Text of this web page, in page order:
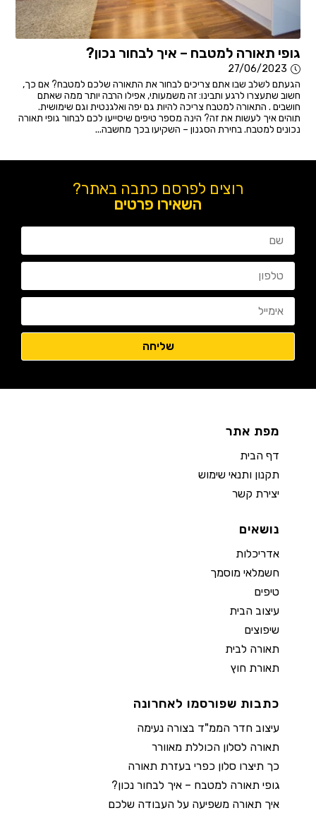
גופי תאורה למטבח – איך לבחור נכון?
27/06/2023
הגעתם לשלב שבו אתם צריכים לבחור את התאורה שלכם למטבח? אם כך,
חשוב שתעצרו לרגע ותבינו: זה משמעותי, אפילו הרבה יותר ממה שאתם
חושבים . התאורה למטבח צריכה להיות גם יפה ואלגנטית וגם שימושית.
תוהים איך לעשות את זה? הינה מספר טיפים שיסייעו לכם לבחור גופי תאורה
נכונים למטבח. בחירת הסגנון – השקיעו בכך מחשבה...
רוצים לפרסם כתבה באתר?
השאירו פרטים
מפת אתר
דף הבית
תקנון ותנאי שימוש
יצירת קשר
נושאים
אדריכלות
חשמלאי מוסמך
טיפים
עיצוב הבית
שיפוצים
תאורה לבית
תאורת חוץ
כתבות שפורסמו לאחרונה
עיצוב חדר הממ"ד בצורה נעימה
תאורה לסלון הכוללת מאוורר
כך תיצרו סלון כפרי בעזרת תאורה
גופי תאורה למטבח – איך לבחור נכון?
איך תאורה משפיעה על העבודה שלכם